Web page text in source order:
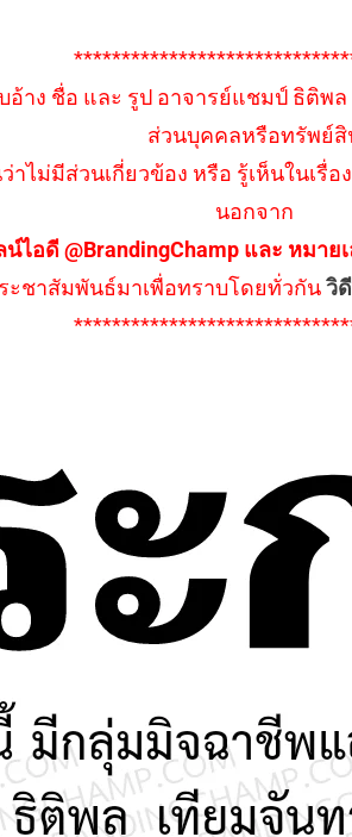
ง ชื่อ และ รูป อาจารย์แชมป์ ธิติพล
ส่วนบุคคลหรือทรัพย์
ไม่มีส่วนเกี่ยวข้อง หรือ รู้เห็นในเ
นอกจาก
ไอดี @BrandingChamp และ หมาย
ะชาสัมพันธ์มาเพื่อทราบโดยทั่วกันวิ